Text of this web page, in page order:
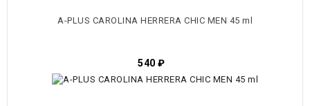
A-PLUS CAROLINA HERRERA CHIC MEN 45 ml
540 ₽